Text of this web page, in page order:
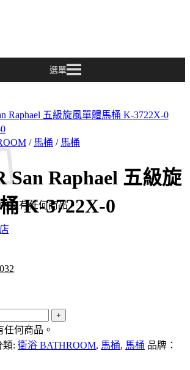
0
沒有任何商品。
何商品。
選單
/ 馬桶 / 馬桶
San Raphael 五級旋
K-3722X-0
。
目
NT$58,032。
類: 衛浴 BATHROOM, 馬桶, 馬桶 品牌：